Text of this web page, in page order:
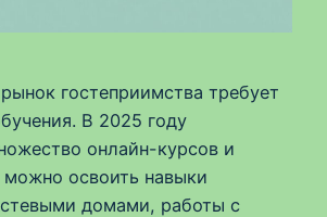
гостеприимства требует
В 2025 году
онлайн-курсов и
можно освоить навыки
домами, работы с